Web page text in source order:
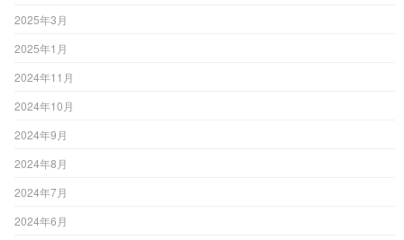
2025年3月
2025年1月
2024年11月
2024年10月
2024年9月
2024年8月
2024年7月
2024年6月